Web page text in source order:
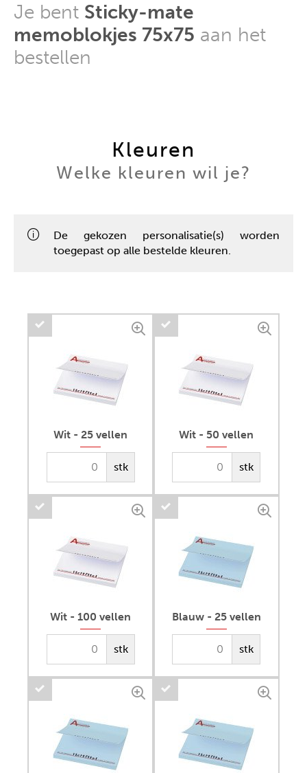
Je bent Sticky-mate
memoblokjes 75x75 aan het
bestellen
Kleuren
Welke kleuren wil je?
De gekozen personalisatie(s) worden
toegepast op alle bestelde kleuren.
Wit - 25 vellen
stk
Wit - 50 vellen
stk
Wit - 100 vellen
stk
Blauw - 25 vellen
stk